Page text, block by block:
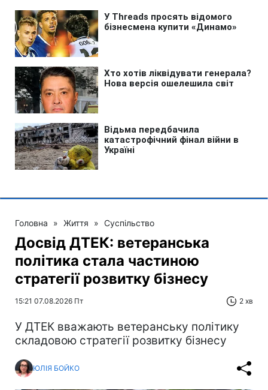
Головна » Життя » Суспільство
Досвід ДТЕК: ветеранська
політика стала частиною
стратегії розвитку бізнесу
15:21 07.08.2026 Пт 2 хв
У ДТЕК вважають ветеранську політику
складовою стратегії розвитку бізнесу
ЮЛІЯ БОЙКО